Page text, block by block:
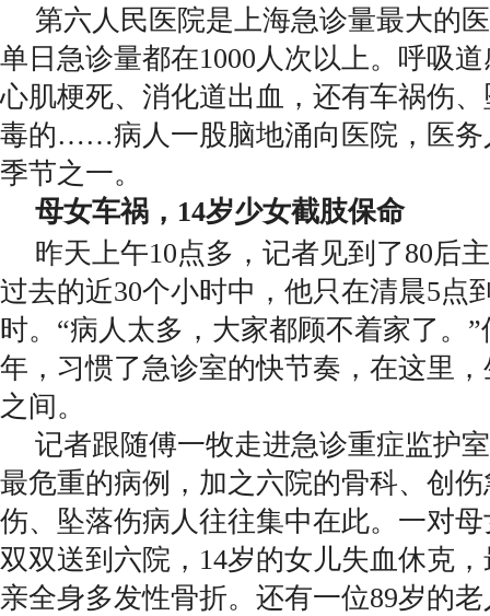
第六人民医院是上海急诊量最大的
单日急诊量都在1000人次以上。呼吸
心肌梗死、消化道出血，还有车祸伤
毒的……病人一股脑地涌向医院，医务
季节之一。
母女车祸，14岁少女截肢保命
昨天上午10点多，记者见到了80后
过去的近30个小时中，他只在清晨5点
时。“病人太多，大家都顾不着家了。
年，习惯了急诊室的快节奏，在这里
之间。
记者跟随傅一牧走进急诊重症监护
最危重的病例，加之六院的骨科、创
伤、坠落伤病人往往集中在此。一对
双双送到六院，14岁的女儿失血休克
亲全身多发性骨折。还有一位89岁的